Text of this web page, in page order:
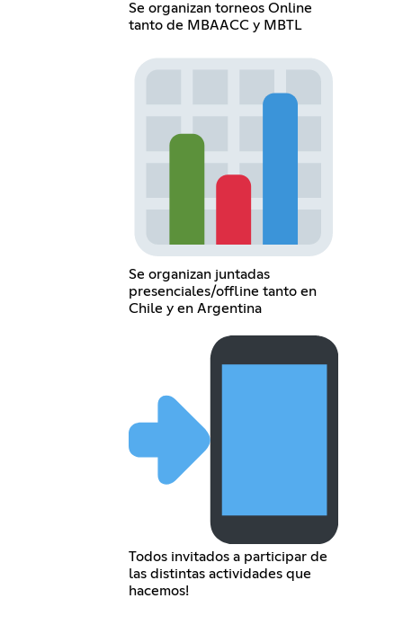
Se organizan torneos Online
tanto de MBAACC y MBTL
Se organizan juntadas
presenciales/offline tanto en
Chile y en Argentina
Todos invitados a participar de
las distintas actividades que
hacemos!